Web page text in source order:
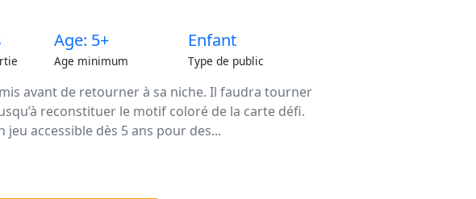
Age: 5+
Age minimum
Enfant
Type de public
avant de retourner à sa niche. Il faudra tourner
reconstituer le motif coloré de la carte défi.
accessible dès 5 ans pour des...